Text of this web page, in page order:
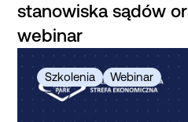
stanowiska sądów
webinar